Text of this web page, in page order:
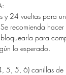
y 24 vueltas para
recomienda
para
lo esperado.
5, 5, 6) canillas